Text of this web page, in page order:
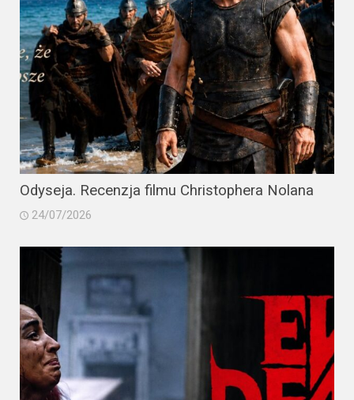
Odyseja. Recenzja filmu Christophera Nolana
24/07/2026